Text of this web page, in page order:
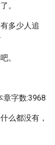
。
多少人追
。
章字数:3968
么都没有，